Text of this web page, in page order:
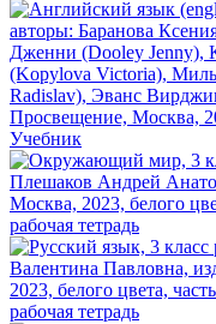
Учебник
рабочая тетрадь
рабочая тетрадь